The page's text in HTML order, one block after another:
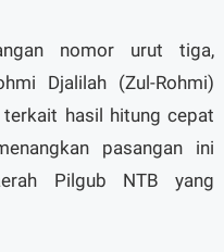
nomor urut tiga,
Djalilah (Zul-Rohmi)
terkait hasil hitung cepat
pasangan ini
Pilgub NTB yang